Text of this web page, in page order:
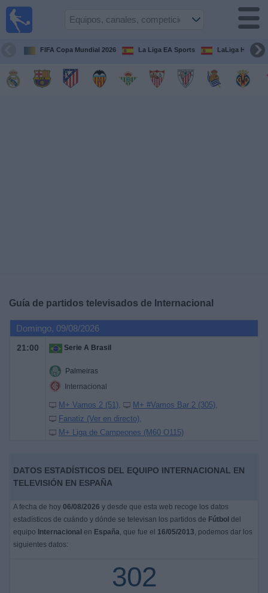
FIFA Copa Mundial 2026 La Liga EA Sports LaLiga
Guía de partidos televisados de Internacional
Domingo, 09/08/2026
21:00 Serie A Brasil
Palmeiras
Internacional
M+ Vamos 2 (51)
M+ #Vamos Bar 2 (305)
Fanatiz (Ver en directo)
M+ Liga de Campeones (M60 O115)
DATOS ESTADÍSTICOS DEL EQUIPO INTERNACIONAL EN
TELEVISIÓN EN ESPAÑA
A fecha de hoy 06/08/2026 y desde que esta web recoge los datos
estadísticos de cuándo y dónde se televisan los partidos de Fútbol del
equipo Internacional en España, que fue el 16/05/2013, podemos dar los
siguientes datos:
302
Guía de
Televisados
Noticias